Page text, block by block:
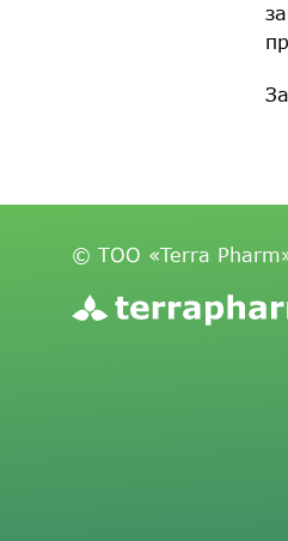
© ТОО «Terra